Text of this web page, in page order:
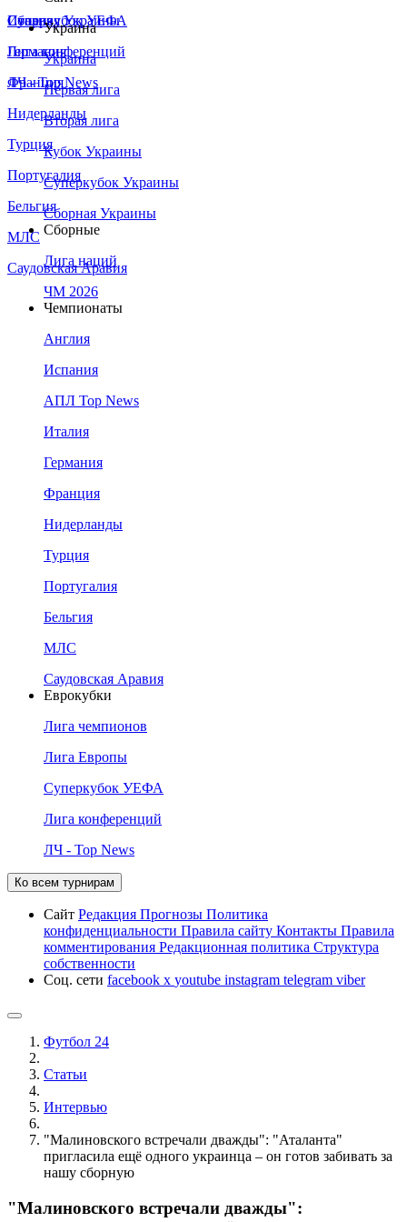
Сборная Украины
Италия
Германия
Франция
Нидерланды
Турция
Португалия
Бельгия
МЛС
Саудовская Аравия
Суперкубок УЕФА
Лига конференций
ЛЧ - Top News
Украина
Украина
Первая лига
Вторая лига
Кубок Украины
Суперкубок Украины
Сборная Украины
Сборные
Лига наций
ЧМ 2026
Чемпионаты
Англия
Испания
АПЛ Top News
Италия
Германия
Франция
Нидерланды
Турция
Португалия
Бельгия
МЛС
Саудовская Аравия
Еврокубки
Лига чемпионов
Лига Европы
Суперкубок УЕФА
Лига конференций
ЛЧ - Top News
Ко всем турнирам
Сайт Редакция Прогнозы Политика
конфиденциальности Правила сайту Контакты Правила
комментирования Редакционная политика Структура
собственности
Соц. сети facebook x youtube instagram telegram viber
Футбол 24
Статьи
Интервью
"Малиновского встречали дважды": "Аталанта"
пригласила ещё одного украинца – он готов забивать за
нашу сборную
"Малиновского встречали дважды":